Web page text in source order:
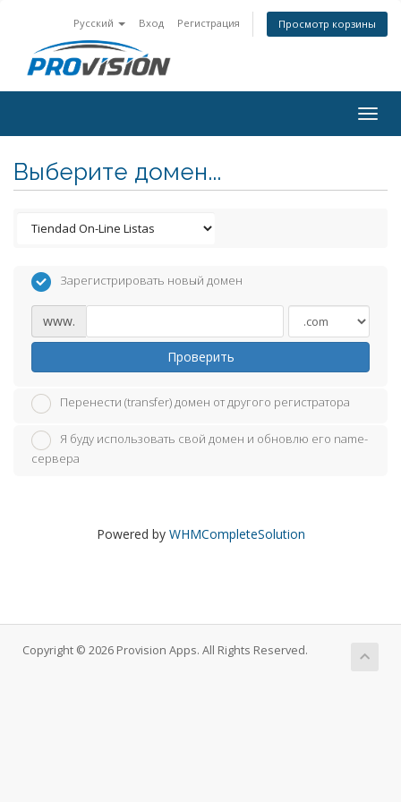
Русский Вход Регистрация Просмотр корзины
Выберите домен...
Зарегистрировать новый домен
www.
Проверить
Перенести (transfer) домен от другого регистратора
Я буду использовать свой домен и обновлю его name-
сервера
Powered by WHMCompleteSolution
Copyright © 2026 Provision Apps. All Rights Reserved.